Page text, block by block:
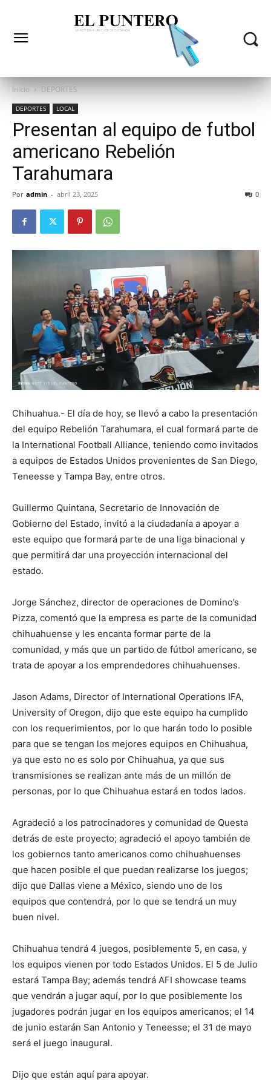
Inicio DEPORTES
DEPORTES LOCAL
Presentan al equipo de futbol
americano Rebelión
Tarahumara
Por admin - abril 23, 2025 0
Chihuahua.- El día de hoy, se llevó a cabo la presentación
del equipo Rebelión Tarahumara, el cual formará parte de
la International Football Alliance, teniendo como invitados
a equipos de Estados Unidos provenientes de San Diego,
Teneesse y Tampa Bay, entre otros.
Guillermo Quintana, Secretario de Innovación de
Gobierno del Estado, invitó a la ciudadanía a apoyar a
este equipo que formará parte de una liga binacional y
que permitirá dar una proyección internacional del
estado.
Jorge Sánchez, director de operaciones de Domino’s
Pizza, comentó que la empresa es parte de la comunidad
chihuahuense y les encanta formar parte de la
comunidad, y más que un partido de fútbol americano, se
trata de apoyar a los emprendedores chihuahuenses.
Jason Adams, Director of International Operations IFA,
University of Oregon, dijo que este equipo ha cumplido
con los requerimientos, por lo que harán todo lo posible
para que se tengan los mejores equipos en Chihuahua,
ya que esto no es solo por Chihuahua, ya que sus
transmisiones se realizan ante más de un millón de
personas, por lo que Chihuahua estará en todos lados.
Agradeció a los patrocinadores y comunidad de Questa
detrás de este proyecto; agradeció el apoyo también de
los gobiernos tanto americanos como chihuahuenses
que hacen posible el que puedan realizarse los juegos;
dijo que Dallas viene a México, siendo uno de los
equipos que contendrá, por lo que se tendrá un muy
buen nivel.
Chihuahua tendrá 4 juegos, posiblemente 5, en casa, y
los equipos vienen por todo Estados Unidos. El 5 de Julio
estará Tampa Bay; además tendrá AFI showcase teams
que vendrán a jugar aquí, por lo que posiblemente los
jugadores podrán jugar en los equipos americanos; el 14
de junio estarán San Antonio y Teneesse; el 31 de mayo
será el juego inaugural.
Dijo que están aquí para apoyar.